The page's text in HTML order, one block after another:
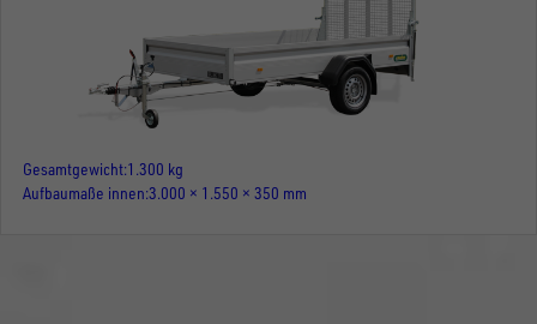
Gesamtgewicht 1.300 kg
Aufbaumaße innen 3.000 × 1.550 × 350 mm